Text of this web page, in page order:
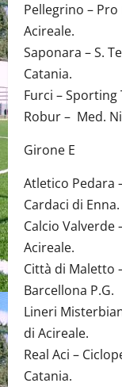
Pellegrino –
Acireale.
Saponara – S.
Catania.
Furci – Sporting
Robur – Med.
Girone E
Atletico Pedara
Cardaci di Enna.
Calcio Valverde
Acireale.
Città di Maletto
Barcellona P.G.
Lineri
di Acireale.
Real Aci –
Catania.